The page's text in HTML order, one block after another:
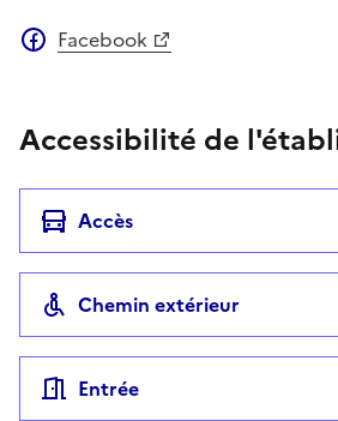
Facebook
Accessibilité de
Accès
Chemin extérieur
Entrée